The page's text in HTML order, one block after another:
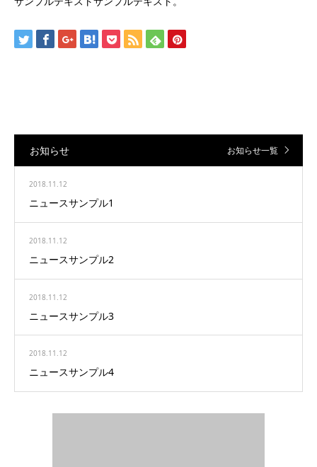
お知らせ お知らせ一覧
2018.11.12
ニュースサンプル1
2018.11.12
ニュースサンプル2
2018.11.12
ニュースサンプル3
2018.11.12
ニュースサンプル4